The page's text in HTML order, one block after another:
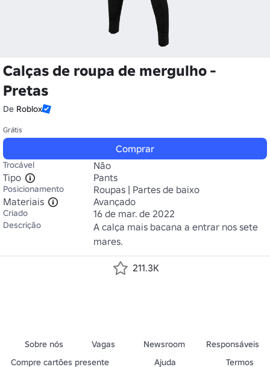
Calças de roupa de mergulho -
Pretas
De Roblox
Grátis
Comprar
Trocável
Não
Tipo
Pants
Posicionamento
Roupas | Partes de baixo
Materiais
Avançado
Criado 16 de mar. de 2022
Descrição
A calça mais bacana a entrar nos sete
mares.
211.3K
Sobre nós Vagas Newsroom
Responsáveis
Compre cartões presente
Ajuda Termos